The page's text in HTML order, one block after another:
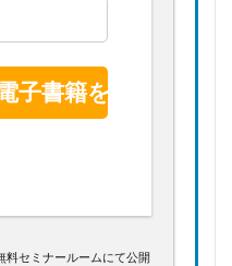
セミナールームにて公開